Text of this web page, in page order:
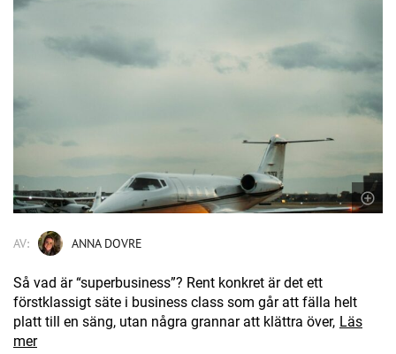
AV: ANNA DOVRE
Så vad är “superbusiness”? Rent konkret är det ett
förstklassigt säte i business class som går att fälla helt
platt till en säng, utan några grannar att klättra över, Läs
mer